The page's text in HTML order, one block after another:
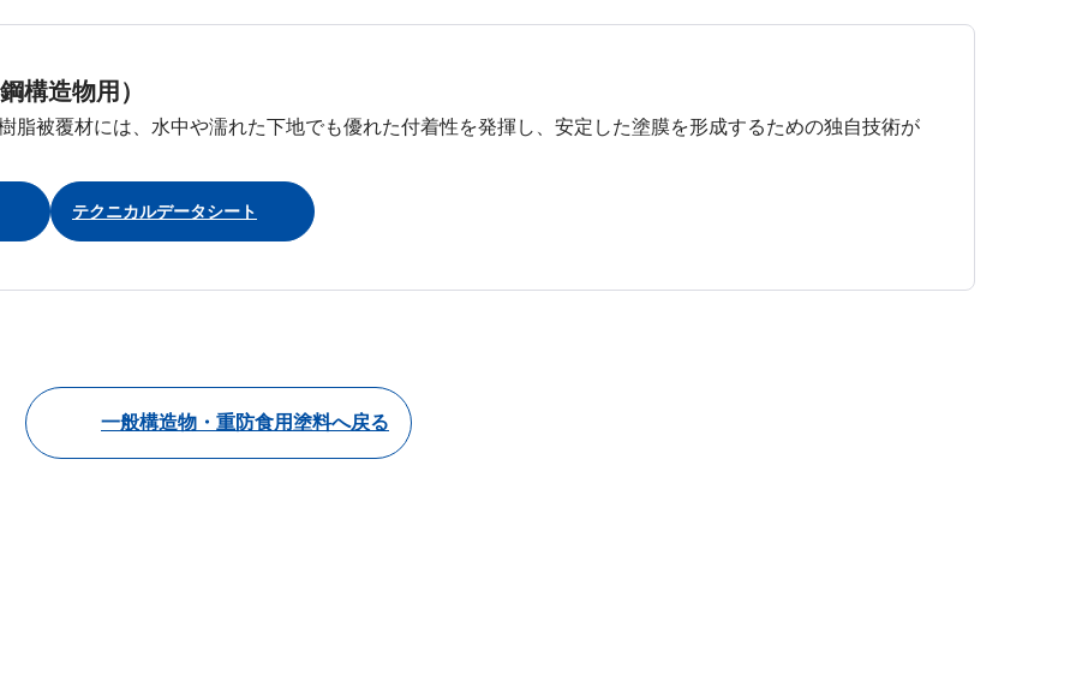
構造物用）
脂被覆材には、水中や濡れた下地でも優れた付着性を発揮し、安定した塗膜を形成するための独自技術が
テクニカルデータシート
一般構造物・重防食用塗料へ戻る